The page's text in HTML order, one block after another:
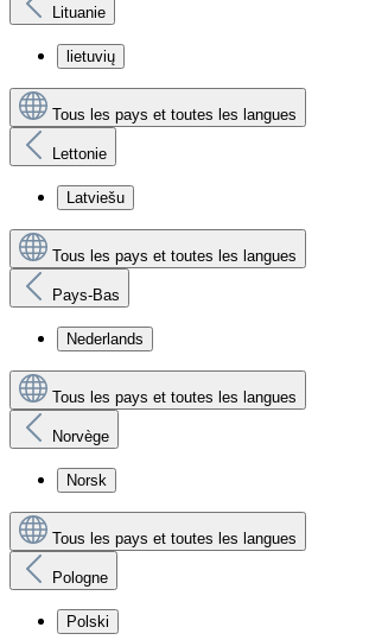
Lituanie
lietuvių
Tous les pays et toutes les langues
Lettonie
Latviešu
Tous les pays et toutes les langues
Pays-Bas
Nederlands
Tous les pays et toutes les langues
Norvège
Norsk
Tous les pays et toutes les langues
Pologne
Polski